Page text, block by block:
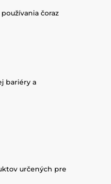
čoraz
bariéry a
určených pre